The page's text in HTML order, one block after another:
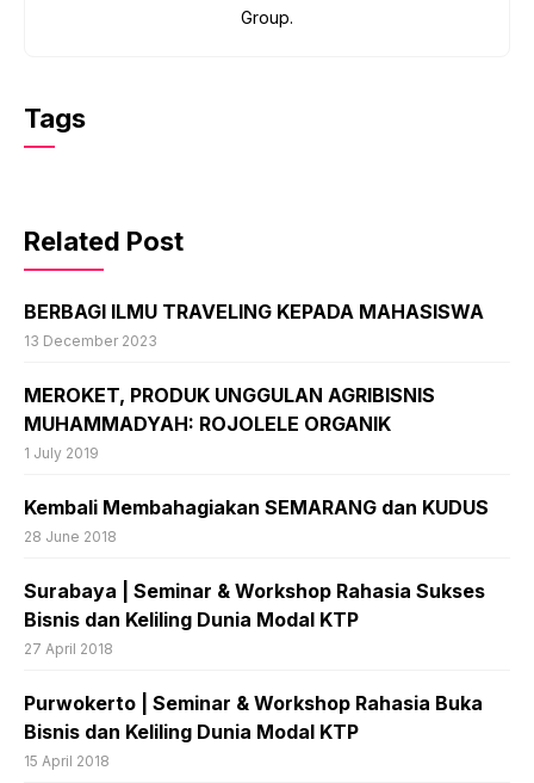
Group.
Tags
Related Post
BERBAGI ILMU TRAVELING KEPADA MAHASISWA
13 December 2023
MEROKET, PRODUK UNGGULAN AGRIBISNIS
MUHAMMADYAH: ROJOLELE ORGANIK
1 July 2019
Kembali Membahagiakan SEMARANG dan KUDUS
28 June 2018
​Surabaya | Seminar & Workshop Rahasia Sukses
Bisnis dan Keliling Dunia Modal KTP
27 April 2018
Purwokerto | Seminar & Workshop Rahasia Buka
Bisnis dan Keliling Dunia Modal KTP
15 April 2018